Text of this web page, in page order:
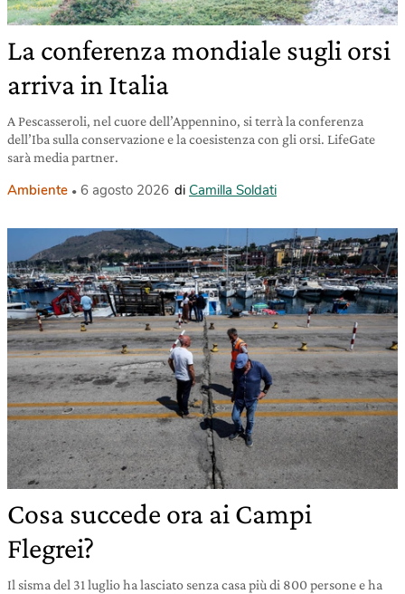
La conferenza mondiale sugli orsi
arriva in Italia
A Pescasseroli, nel cuore dell’Appennino, si terrà la conferenza
dell’Iba sulla conservazione e la coesistenza con gli orsi. LifeGate
sarà media partner.
Ambiente 6 agosto 2026 di Camilla Soldati
Cosa succede ora ai Campi
Flegrei?
Il sisma del 31 luglio ha lasciato senza casa più di 800 persone e ha